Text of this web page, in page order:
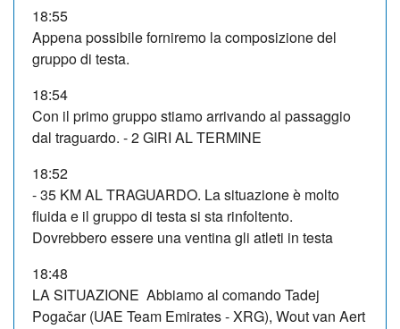
18:55
Appena possibile forniremo la composizione del
gruppo di testa.
18:54
Con il primo gruppo stiamo arrivando al passaggio
dal traguardo. - 2 GIRI AL TERMINE
18:52
- 35 KM AL TRAGUARDO. La situazione è molto
fluida e il gruppo di testa si sta rinfoltento.
Dovrebbero essere una ventina gli atleti in testa
18:48
LA SITUAZIONE Abbiamo al comando Tadej
Pogačar (UAE Team Emirates - XRG), Wout van Aert